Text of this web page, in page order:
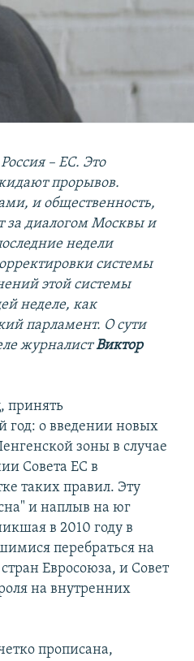
– ЕС. Это
прорывов.
и общественность,
за диалогом Москвы и
недели
системы
этой системы
неделе, как
парламент. О сути
журналистВиктор
принять
год: о введении новых
зоны в случае
Совета ЕС в
таких правил. Эту
и наплыв на юг
в 2010 году в
перебраться на
Евросоюза, и Совет
на внутренних
прописана,